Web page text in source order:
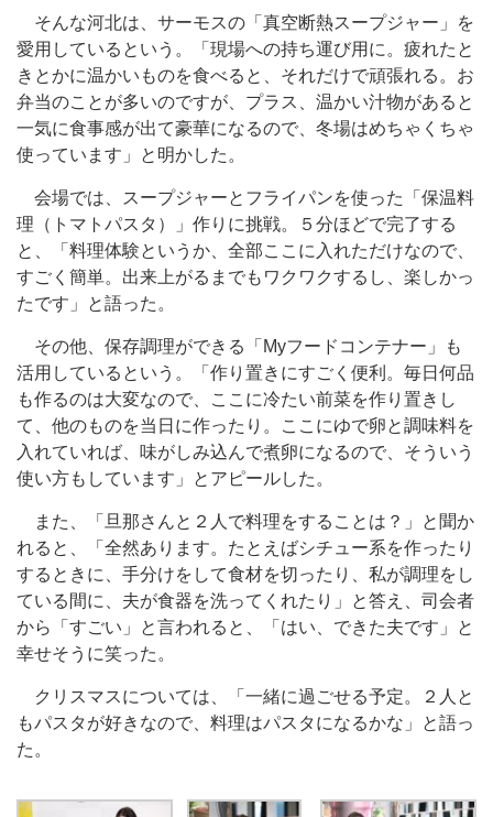
そんな河北は、サーモスの「真空断熱スープジャー」を
愛用しているという。「現場への持ち運び用に。疲れたと
きとかに温かいものを食べると、それだけで頑張れる。お
弁当のことが多いのですが、プラス、温かい汁物があると
一気に食事感が出て豪華になるので、冬場はめちゃくちゃ
使っています」と明かした。
会場では、スープジャーとフライパンを使った「保温料
理（トマトパスタ）」作りに挑戦。５分ほどで完了する
と、「料理体験というか、全部ここに入れただけなので、
すごく簡単。出来上がるまでもワクワクするし、楽しかっ
たです」と語った。
その他、保存調理ができる「Myフードコンテナー」も
活用しているという。「作り置きにすごく便利。毎日何品
も作るのは大変なので、ここに冷たい前菜を作り置きし
て、他のものを当日に作ったり。ここにゆで卵と調味料を
入れていれば、味がしみ込んで煮卵になるので、そういう
使い方もしています」とアピールした。
また、「旦那さんと２人で料理をすることは？」と聞か
れると、「全然あります。たとえばシチュー系を作ったり
するときに、手分けをして食材を切ったり、私が調理をし
ている間に、夫が食器を洗ってくれたり」と答え、司会者
から「すごい」と言われると、「はい、できた夫です」と
幸せそうに笑った。
クリスマスについては、「一緒に過ごせる予定。２人と
もパスタが好きなので、料理はパスタになるかな」と語っ
た。